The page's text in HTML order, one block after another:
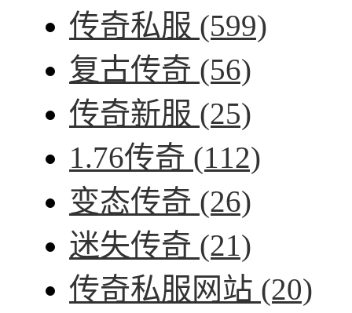
传奇私服 (599)
复古传奇 (56)
传奇新服 (25)
1.76传奇 (112)
变态传奇 (26)
迷失传奇 (21)
传奇私服网站 (20)